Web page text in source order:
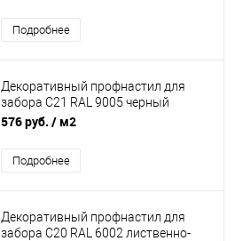
Подробнее
Декоративный профнастил для
забора С21 RAL 9005 черный
янтарь 0,5 мм Стальной Бархат
576 руб. / м2
Подробнее
Декоративный профнастил для
забора С20 RAL 6002 лиственно-